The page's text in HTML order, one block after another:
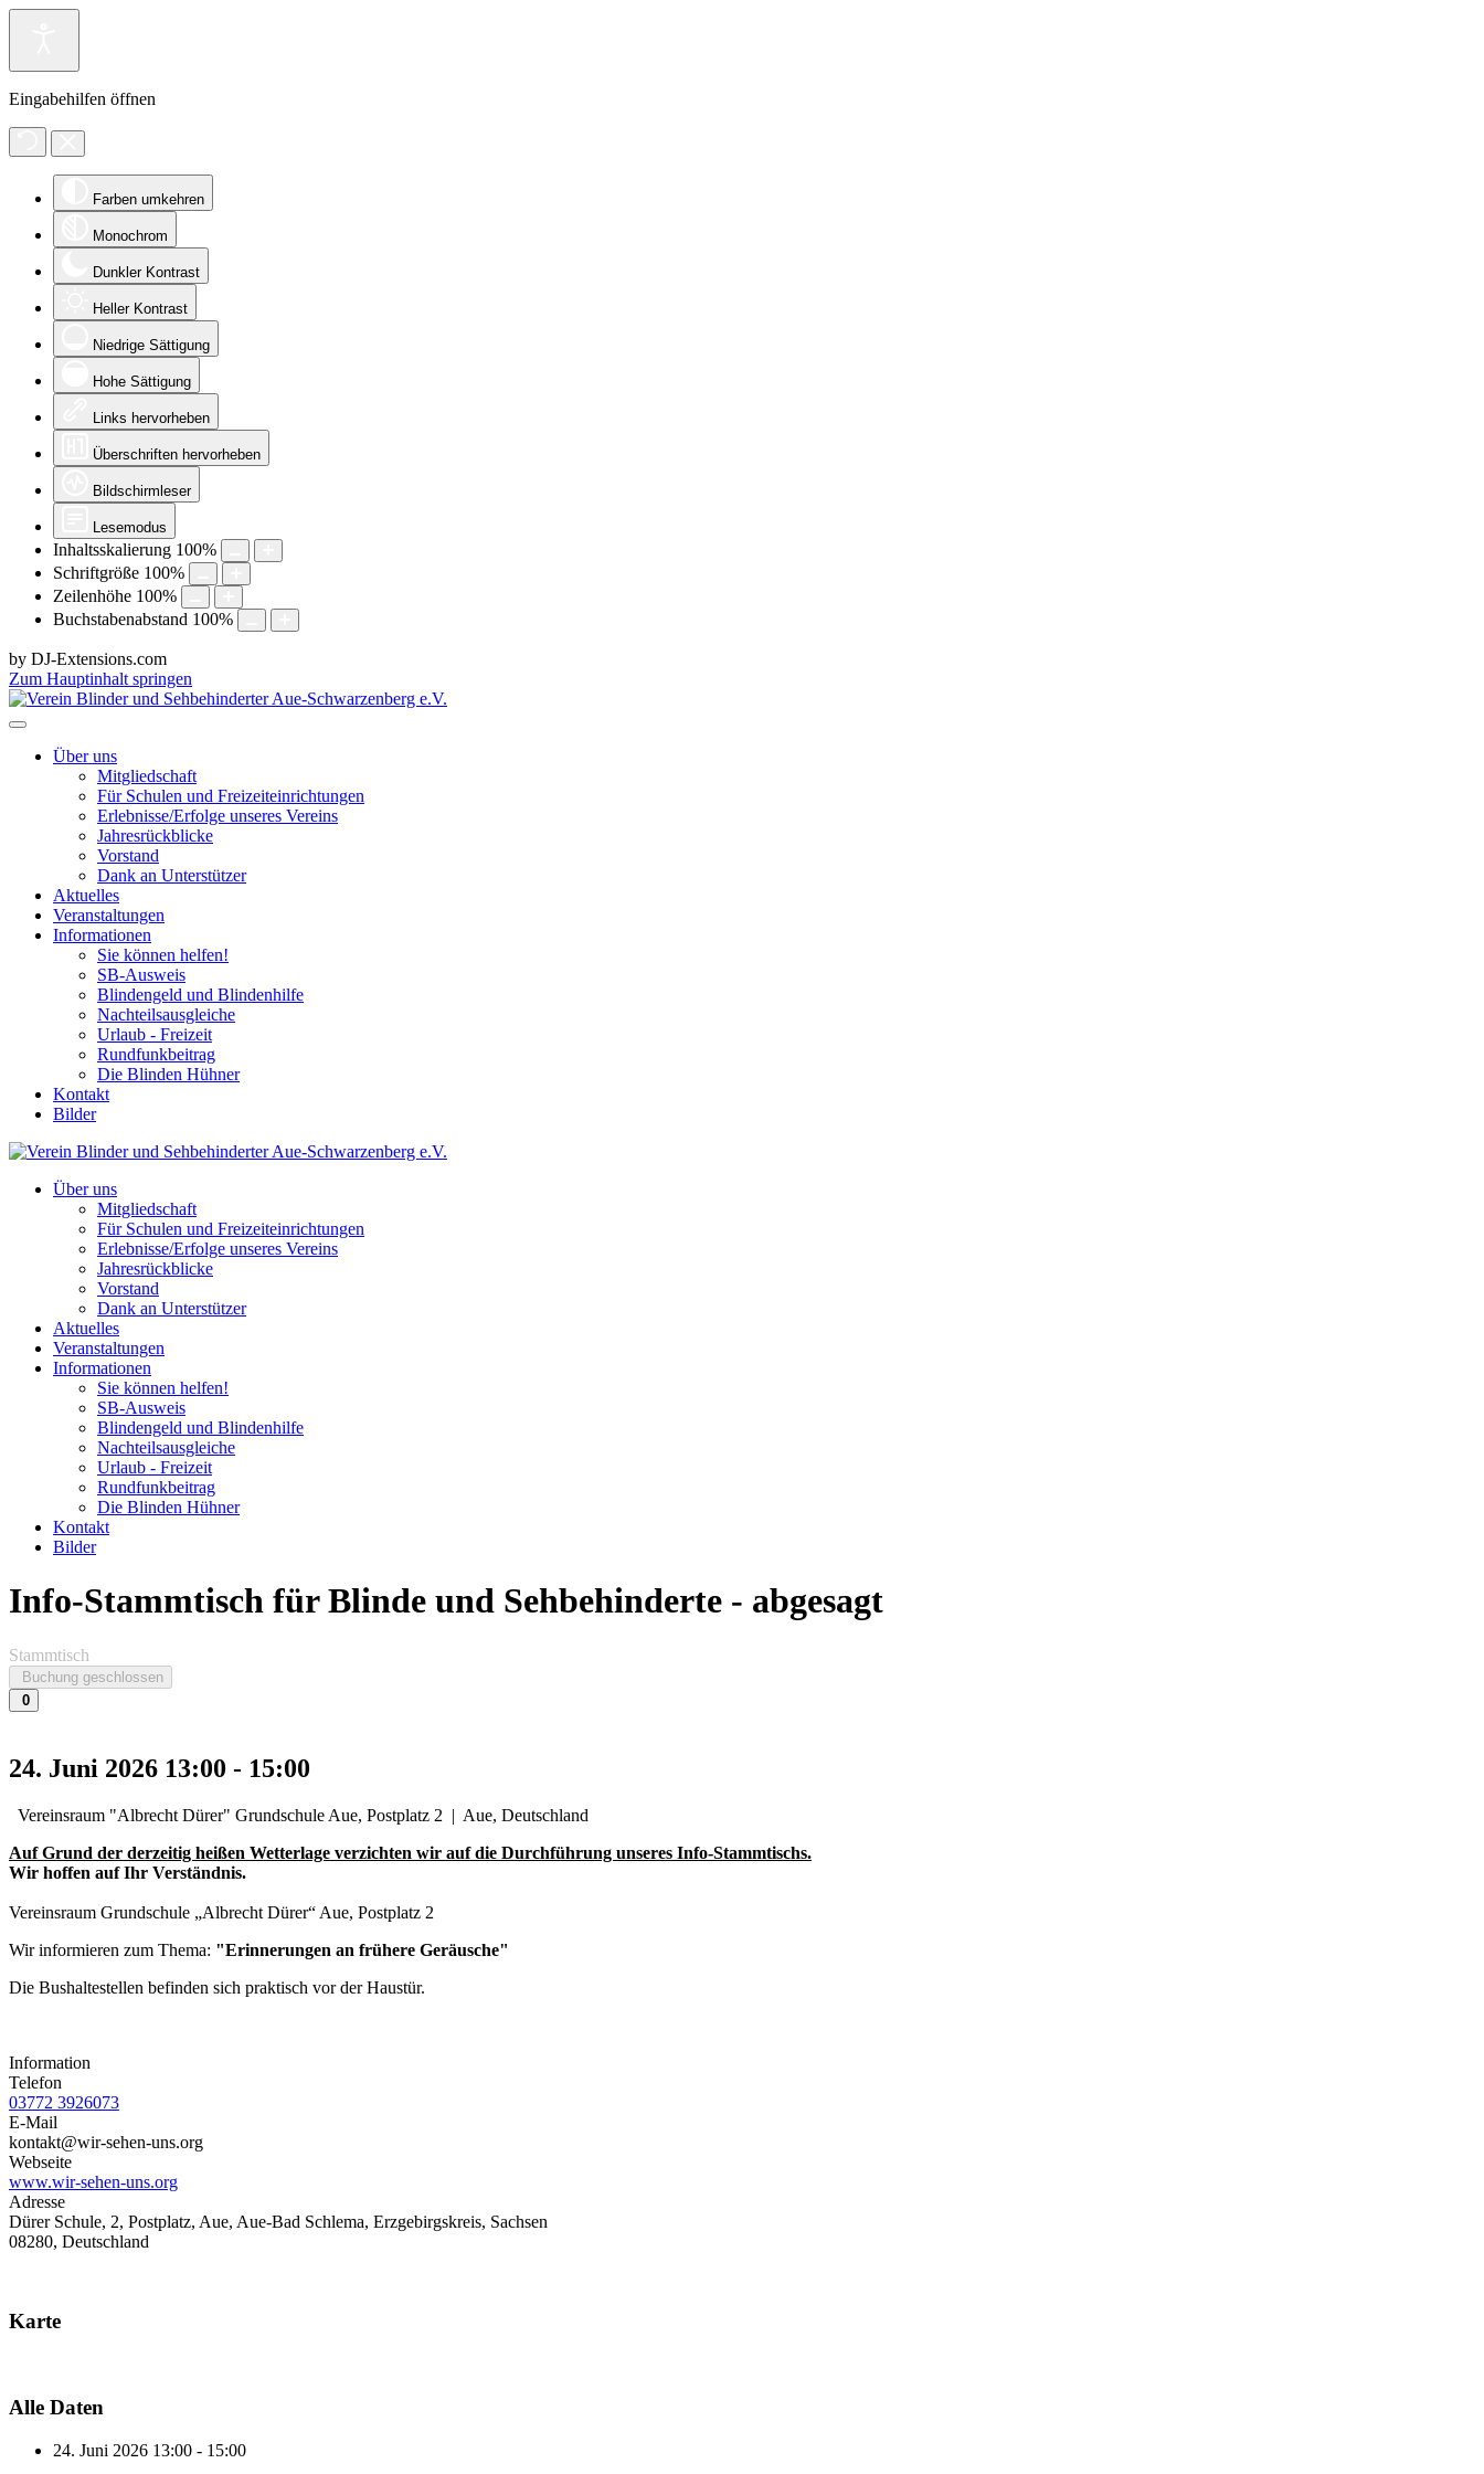
Eingabehilfen öffnen
Farben umkehren
Monochrom
Dunkler Kontrast
Heller Kontrast
Niedrige Sättigung
Hohe Sättigung
Links hervorheben
Überschriften hervorheben
Bildschirmleser
Lesemodus
Inhaltsskalierung 100%
Schriftgröße 100%
Zeilenhöhe 100%
Buchstabenabstand 100%
by DJ-Extensions.com
Zum Hauptinhalt springen
Über uns
Mitgliedschaft
Für Schulen und Freizeiteinrichtungen
Erlebnisse/Erfolge unseres Vereins
Jahresrückblicke
Vorstand
Dank an Unterstützer
Aktuelles
Veranstaltungen
Informationen
Sie können helfen!
SB-Ausweis
Blindengeld und Blindenhilfe
Nachteilsausgleiche
Urlaub - Freizeit
Rundfunkbeitrag
Die Blinden Hühner
Kontakt
Bilder
Über uns
Mitgliedschaft
Für Schulen und Freizeiteinrichtungen
Erlebnisse/Erfolge unseres Vereins
Jahresrückblicke
Vorstand
Dank an Unterstützer
Aktuelles
Veranstaltungen
Informationen
Sie können helfen!
SB-Ausweis
Blindengeld und Blindenhilfe
Nachteilsausgleiche
Urlaub - Freizeit
Rundfunkbeitrag
Die Blinden Hühner
Kontakt
Bilder
Info-Stammtisch für Blinde und Sehbehinderte - abgesagt
Stammtisch
Buchung geschlossen
0
24. Juni 2026 13:00 - 15:00
Vereinsraum "Albrecht Dürer" Grundschule Aue, Postplatz 2 | Aue, Deutschland
Auf Grund der derzeitig heißen Wetterlage verzichten wir auf die Durchführung unseres Info-Stammtischs.
Wir hoffen auf Ihr Verständnis.
Vereinsraum Grundschule „Albrecht Dürer“ Aue, Postplatz 2
Wir informieren zum Thema: "Erinnerungen an frühere Geräusche"
Die Bushaltestellen befinden sich praktisch vor der Haustür.
Information
Telefon
03772 3926073
E-Mail
kontakt@wir-sehen-uns.org
Webseite
www.wir-sehen-uns.org
Adresse
Dürer Schule, 2, Postplatz, Aue, Aue-Bad Schlema, Erzgebirgskreis, Sachsen
08280, Deutschland
Karte
Alle Daten
24. Juni 2026 13:00 - 15:00